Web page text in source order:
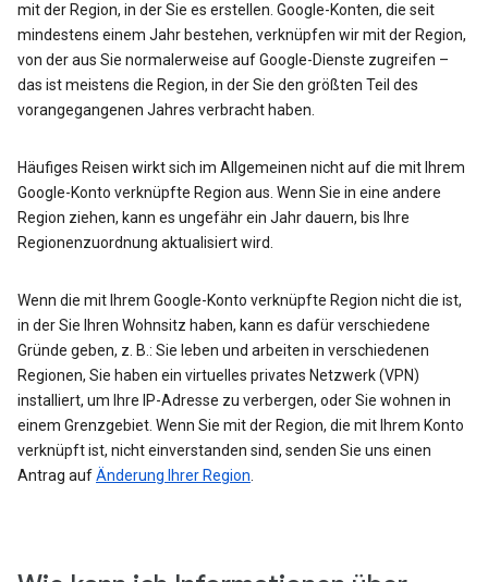
mit der Region, in der Sie es erstellen. Google-Konten, die seit
mindestens einem Jahr bestehen, verknüpfen wir mit der Region,
von der aus Sie normalerweise auf Google-Dienste zugreifen –
das ist meistens die Region, in der Sie den größten Teil des
vorangegangenen Jahres verbracht haben.
Häufiges Reisen wirkt sich im Allgemeinen nicht auf die mit Ihrem
Google-Konto verknüpfte Region aus. Wenn Sie in eine andere
Region ziehen, kann es ungefähr ein Jahr dauern, bis Ihre
Regionenzuordnung aktualisiert wird.
Wenn die mit Ihrem Google-Konto verknüpfte Region nicht die ist,
in der Sie Ihren Wohnsitz haben, kann es dafür verschiedene
Gründe geben, z. B.: Sie leben und arbeiten in verschiedenen
Regionen, Sie haben ein virtuelles privates Netzwerk (VPN)
installiert, um Ihre IP-Adresse zu verbergen, oder Sie wohnen in
einem Grenzgebiet. Wenn Sie mit der Region, die mit Ihrem Konto
verknüpft ist, nicht einverstanden sind, senden Sie uns einen
Antrag aufÄnderung Ihrer Region